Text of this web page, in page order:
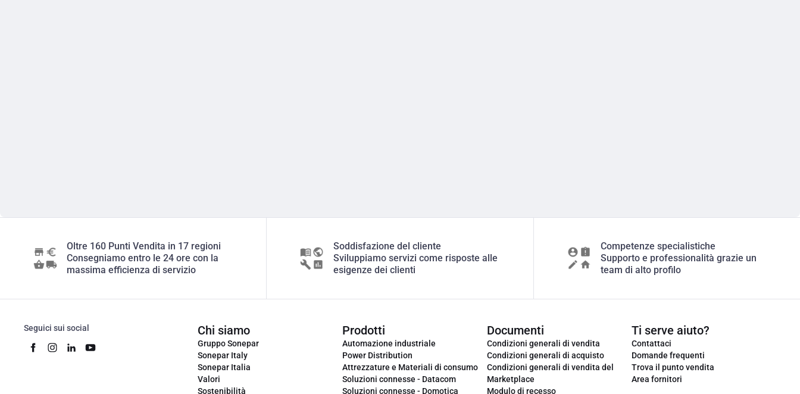
Oltre 160 Punti Vendita in 17 regioni
Consegniamo entro le 24 ore con la
massima efficienza di servizio
Soddisfazione del cliente
Sviluppiamo servizi come risposte alle
esigenze dei clienti
Competenze specialistiche
Supporto e professionalità grazie un
team di alto profilo
Seguici sui social Chi siamo
Gruppo Sonepar
Sonepar Italy
Sonepar Italia
Valori
Sostenibilità
Prodotti
Automazione industriale
Power Distribution
Attrezzature e Materiali di consumo
Soluzioni connesse - Datacom
Soluzioni connesse - Domotica
Documenti
Condizioni generali di vendita
Condizioni generali di acquisto
Condizioni generali di vendita del
Marketplace
Modulo di recesso
Ti serve aiuto?
Contattaci
Domande frequenti
Trova il punto vendita
Area fornitori